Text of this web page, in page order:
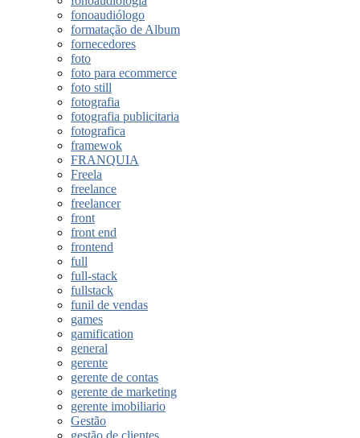
fonoaudiólogo
formatação de Album
fornecedores
foto
foto para ecommerce
foto still
fotografia
fotografia publicitaria
fotografica
framewok
FRANQUIA
Freela
freelance
freelancer
front
front end
frontend
full
full-stack
fullstack
funil de vendas
games
gamification
general
gerente
gerente de contas
gerente de marketing
gerente imobiliario
Gestão
gestão de clientes